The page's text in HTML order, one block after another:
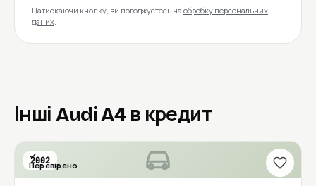
Натискаючи кнопку, ви погоджуєтесь на обробку персональних
даних.
Інші Audi A4 в кредит
2002
Перевірено